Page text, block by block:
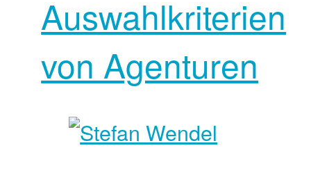
Auswahlkriterien
von Agenturen